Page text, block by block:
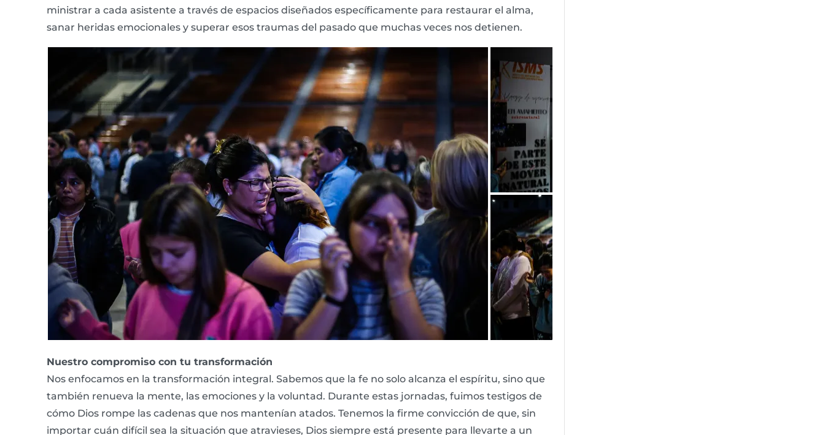
ministrar a cada asistente a través de espacios diseñados específicamente para restaurar el alma,
sanar heridas emocionales y superar esos traumas del pasado que muchas veces nos detienen.
Nuestro compromiso con tu transformación
Nos enfocamos en la transformación integral. Sabemos que la fe no solo alcanza el espíritu, sino que
también renueva la mente, las emociones y la voluntad. Durante estas jornadas, fuimos testigos de
cómo Dios rompe las cadenas que nos mantenían atados. Tenemos la firme convicción de que, sin
importar cuán difícil sea la situación que atravieses, Dios siempre está presente para llevarte a un